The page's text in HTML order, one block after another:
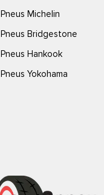
Pneus Michelin
Pneus Bridgestone
Pneus Hankook
Pneus Yokohama